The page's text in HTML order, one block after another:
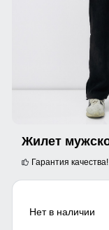
Гарантия качества!
Нет в наличии